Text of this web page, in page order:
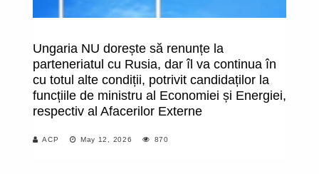
Ungaria NU dorește să renunțe la
parteneriatul cu Rusia, dar îl va continua în
cu totul alte condiții, potrivit candidaților la
funcțiile de ministru al Economiei și Energiei,
respectiv al Afacerilor Externe
ACP May 12, 2026 870